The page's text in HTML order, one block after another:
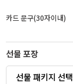
카드 문구(30자이내)
선물 포장
선물 패키지 선택